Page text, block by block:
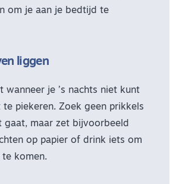
om je aan je bedtijd te
liggen
wanneer je ’s nachts niet kunt
te piekeren. Zoek geen prikkels
gaat, maar zet bijvoorbeeld
op papier of drink iets om
komen.